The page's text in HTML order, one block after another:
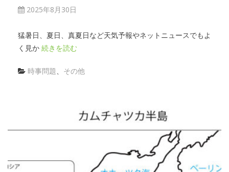
2025年8月30日
猛暑日、夏日、真夏日など天気予報やネットニュースでもよ
く見か 続きを読む
時事問題 その他